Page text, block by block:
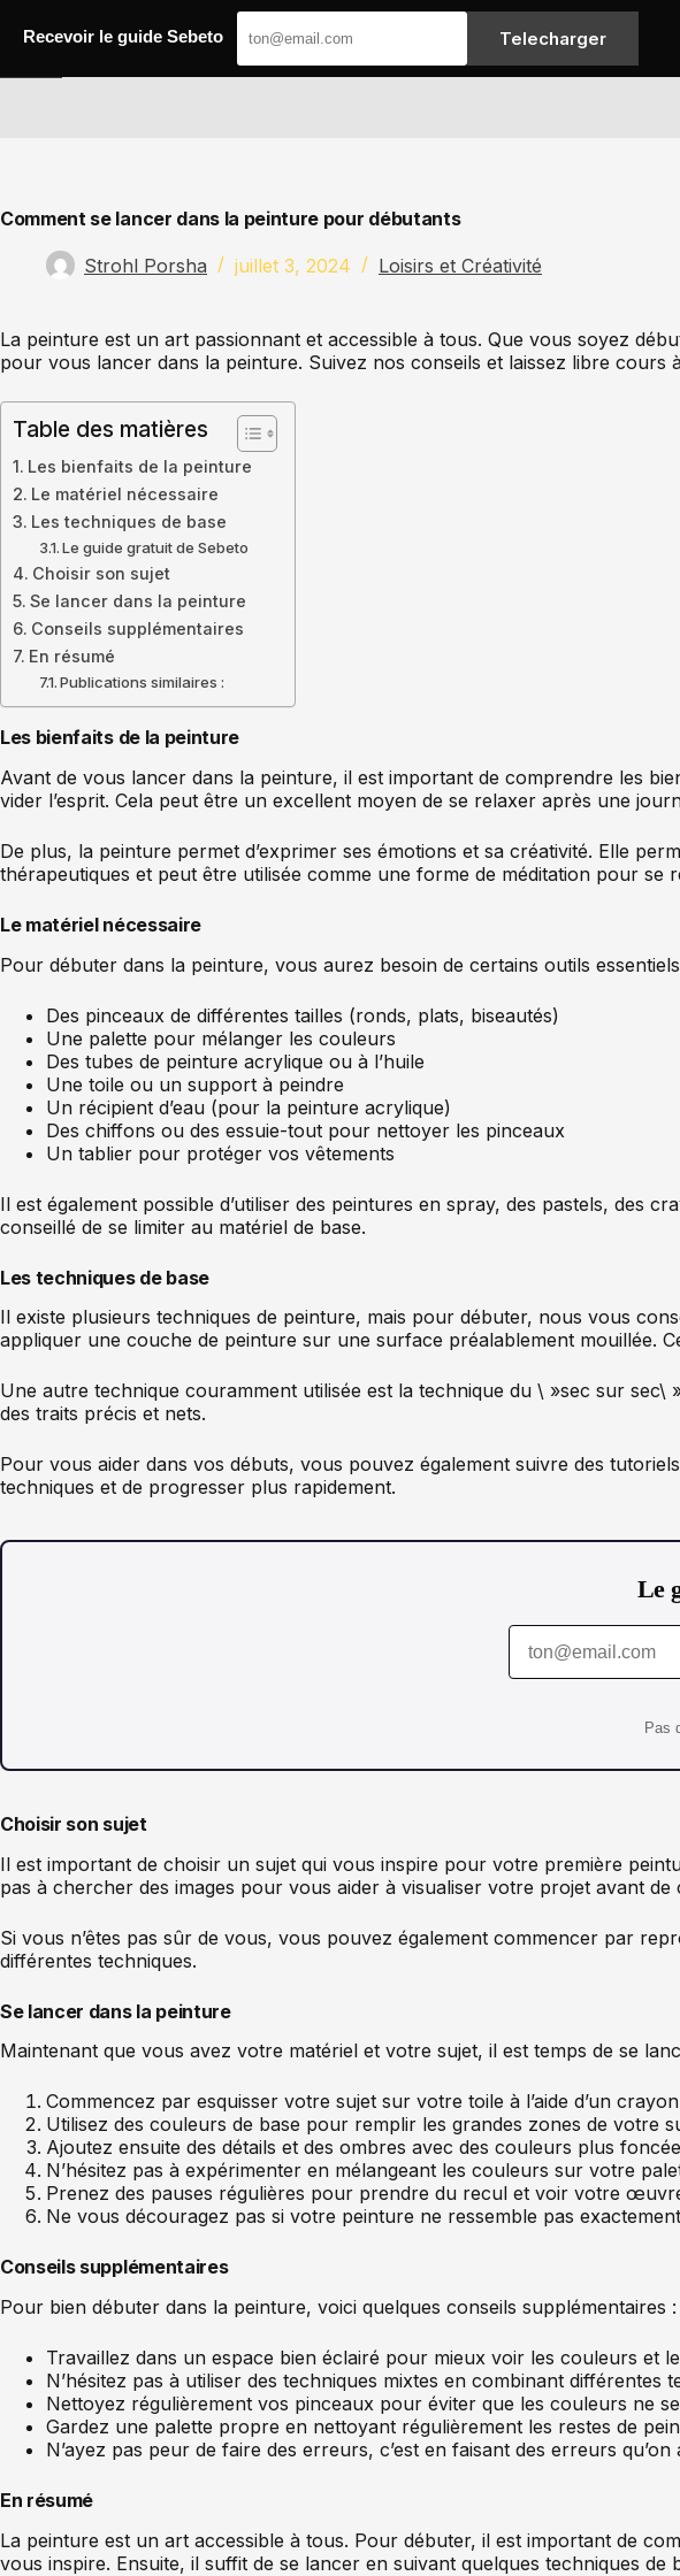
Comment se lancer dans la peinture pour débutants
Strohl Porsha juillet 3, 2024 Loisirs et Créativité
La peinture est un art passionnant et accessible à tous. Que vous soyez
pour vous lancer dans la peinture. Suivez nos conseils et laissez libre cours
Table des matières
Les bienfaits de la peinture
Le matériel nécessaire
Les techniques de base
Le guide gratuit de Sebeto
Choisir son sujet
Se lancer dans la peinture
Conseils supplémentaires
En résumé
Publications similaires :
Les bienfaits de la peinture
Avant de vous lancer dans la peinture, il est important de comprendre les
vider l’esprit. Cela peut être un excellent moyen de se relaxer après une
De plus, la peinture permet d’exprimer ses émotions et sa créativité. Elle
thérapeutiques et peut être utilisée comme une forme de méditation pour se
Le matériel nécessaire
Pour débuter dans la peinture, vous aurez besoin de certains outils
Des pinceaux de différentes tailles (ronds, plats, biseautés)
Une palette pour mélanger les couleurs
Des tubes de peinture acrylique ou à l’huile
Une toile ou un support à peindre
Un récipient d’eau (pour la peinture acrylique)
Des chiffons ou des essuie-tout pour nettoyer les pinceaux
Un tablier pour protéger vos vêtements
Il est également possible d’utiliser des peintures en spray, des pastels,
conseillé de se limiter au matériel de base.
Les techniques de base
Il existe plusieurs techniques de peinture, mais pour débuter, nous vous
appliquer une couche de peinture sur une surface préalablement mouillée.
Une autre technique couramment utilisée est la technique du \ »sec sur
des traits précis et nets.
Pour vous aider dans vos débuts, vous pouvez également suivre des
techniques et de progresser plus rapidement.
Le
Pas
Choisir son sujet
Il est important de choisir un sujet qui vous inspire pour votre première
pas à chercher des images pour vous aider à visualiser votre projet avant de
Si vous n’êtes pas sûr de vous, vous pouvez également commencer par
différentes techniques.
Se lancer dans la peinture
Maintenant que vous avez votre matériel et votre sujet, il est temps de se
Commencez par esquisser votre sujet sur votre toile à l’aide d’un
Utilisez des couleurs de base pour remplir les grandes zones de votre
Ajoutez ensuite des détails et des ombres avec des couleurs plus
N’hésitez pas à expérimenter en mélangeant les couleurs sur votre
Prenez des pauses régulières pour prendre du recul et voir votre
Ne vous découragez pas si votre peinture ne ressemble pas
Conseils supplémentaires
Pour bien débuter dans la peinture, voici quelques conseils supplémentaires :
Travaillez dans un espace bien éclairé pour mieux voir les couleurs et
N’hésitez pas à utiliser des techniques mixtes en combinant différentes
Nettoyez régulièrement vos pinceaux pour éviter que les couleurs ne
Gardez une palette propre en nettoyant régulièrement les restes de
N’ayez pas peur de faire des erreurs, c’est en faisant des erreurs
En résumé
La peinture est un art accessible à tous. Pour débuter, il est important de
vous inspire. Ensuite, il suffit de se lancer en suivant quelques techniques
Recevoir le guide Sebeto Telecharger